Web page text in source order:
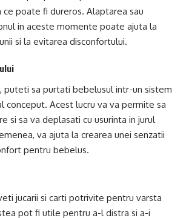
ce poate fi dureros. Alaptarea sau
in aceste momente poate ajuta la
si la evitarea disconfortului.
puteti sa purtati bebelusul intr-un sistem
conceput. Acest lucru va va permite sa
si sa va deplasati cu usurinta in jurul
va ajuta la crearea unei senzatii
pentru bebelus.
jucarii si carti potrivite pentru varsta
pot fi utile pentru a-l distra si a-i